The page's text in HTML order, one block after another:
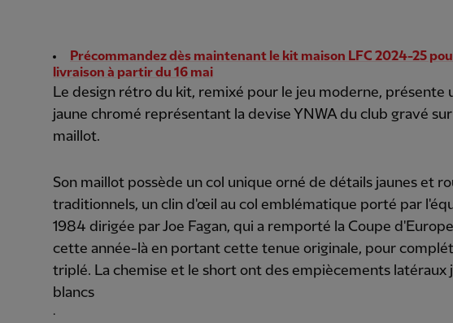
Précommandez dès maintenant le kit maison LFC 2024-25
livraison à partir du 16 mai
Le design rétro du kit, remixé pour le jeu moderne, présente
jaune chromé représentant la devise YNWA du club gravé
maillot.
Son maillot possède un col unique orné de détails jaunes et
traditionnels, un clin d'œil au col emblématique porté par
1984 dirigée par Joe Fagan, qui a remporté la Coupe
cette année-là en portant cette tenue originale, pour
triplé. La chemise et le short ont des empiècements latéraux
blancs
.